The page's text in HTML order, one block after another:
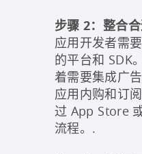
步骤 2：整合
应用开发者需
的平台和 SDK
着需要集成广
应用内购和订
过 App Store
流程。.